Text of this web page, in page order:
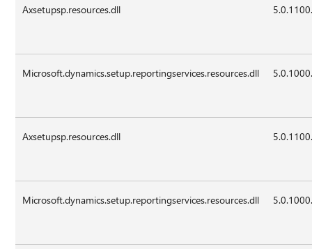
Axsetupsp.resources.dll
Microsoft.dynamics.setup.reportingservices.resources.dll
Axsetupsp.resources.dll
Microsoft.dynamics.setup.reportingservices.resources.dll